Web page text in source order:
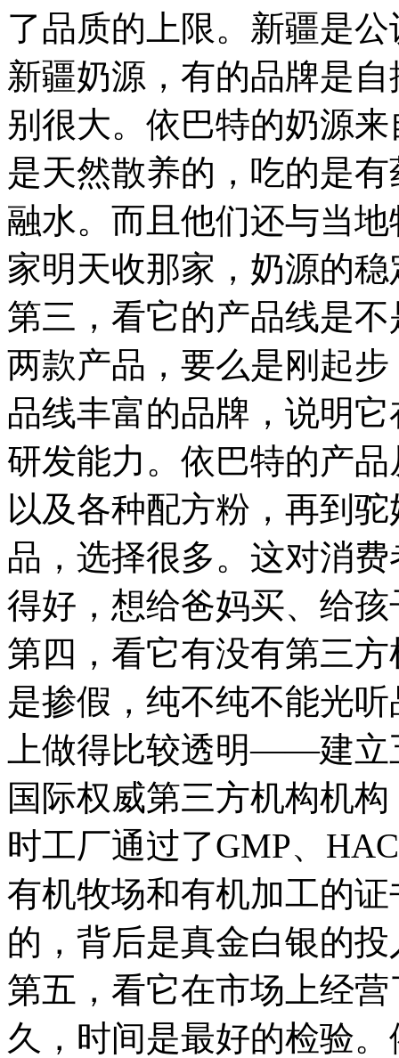
了品质的上限。新疆是
新疆奶源，有的品牌是
别很大。依巴特的奶源
是天然散养的，吃的是
融水。而且他们还与当
家明天收那家，奶源的
第三，看它的产品线是
两款产品，要么是刚起
品线丰富的品牌，说明
研发能力。依巴特的产
以及各种配方粉，再到
品，选择很多。这对消
得好，想给爸妈买、给
第四，看它有没有第三
是掺假，纯不纯不能光
上做得比较透明——建立
国际权威第三方机构机
时工厂通过了GMP、
有机牧场和有机加工的
的，背后是真金白银的
第五，看它在市场上经
久，时间是最好的检验